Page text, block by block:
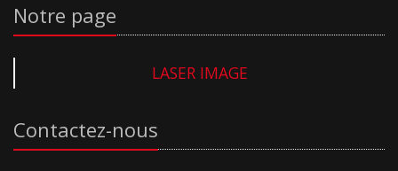
Notre page
LASER IMAGE
Contactez-nous